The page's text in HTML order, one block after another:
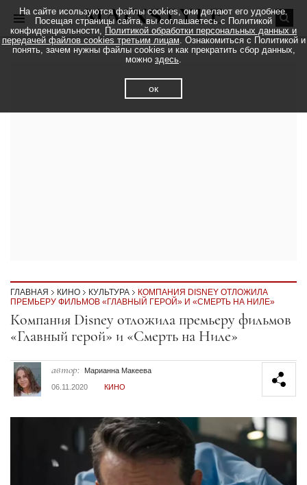
ГЛАВНАЯ КИНО КУЛЬТУРА
КОМПАНИЯ DISNEY ОТЛОЖИЛА
ПРЕМЬЕРУ ФИЛЬМОВ «ГЛАВНЫЙ ГЕРОЙ» И «СМЕРТЬ НА НИЛЕ»
Секция статей
Компания Disney отложила премьеру фильмов
«Главный герой» и «Смерть на Ниле»
автор:
Марианна Макеева
06.11.2020
КИНО
На сайте исользуются файлы cookies, они делают его удобнее.
Посещая страницы сайта, вы соглашаетесь с Политикой
конфиденциальности, Политикой обработки персональных данных и
передачей файлов cookies третьим лицам. Ознакомиться с Политикой и
понять, зачем нужны файлы cookies и как прекратить сбор данных,
можно здесь.
ок